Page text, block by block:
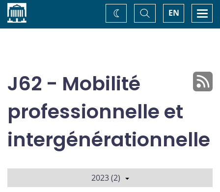
Accueil EN
Basculer
la
recherche
Changez
de
J62 - Mobilité
professionnelle et
intergénérationnelle
2023 (2)